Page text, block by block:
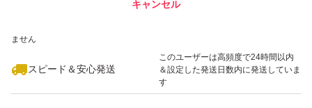
ません
スピード＆安心発送
このユーザーは高頻度で24時間以内
＆設定した発送日数内に発送していま
す
キャンセル